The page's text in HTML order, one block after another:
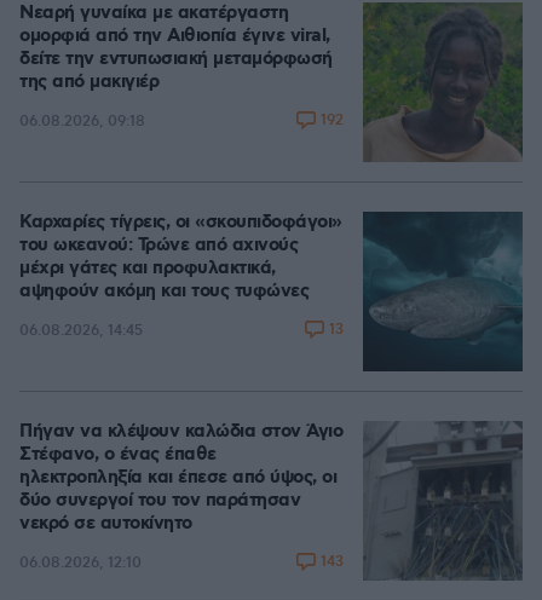
Νεαρή γυναίκα με ακατέργαστη
ομορφιά από την Αιθιοπία έγινε viral,
δείτε την εντυπωσιακή μεταμόρφωσή
της από μακιγιέρ
06.08.2026, 09:18 192
Καρχαρίες τίγρεις, οι «σκουπιδοφάγοι»
του ωκεανού: Τρώνε από αχινούς
μέχρι γάτες και προφυλακτικά,
αψηφούν ακόμη και τους τυφώνες
06.08.2026, 14:45 13
Πήγαν να κλέψουν καλώδια στον Άγιο
Στέφανο, ο ένας έπαθε
ηλεκτροπληξία και έπεσε από ύψος, οι
δύο συνεργοί του τον παράτησαν
νεκρό σε αυτοκίνητο
06.08.2026, 12:10 143